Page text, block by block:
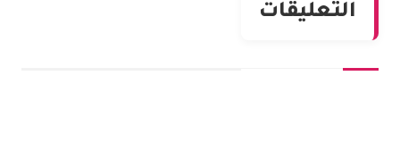
التعليقات